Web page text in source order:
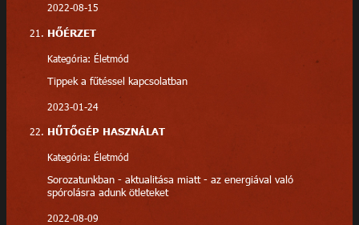
2022-08-15
HŐÉRZET
Kategória: Életmód
Tippek a fűtéssel kapcsolatban
2023-01-24
HŰTŐGÉP HASZNÁLAT
Kategória: Életmód
Sorozatunkban - aktualitása miatt - az energiával való
spórolásra adunk ötleteket
2022-08-09